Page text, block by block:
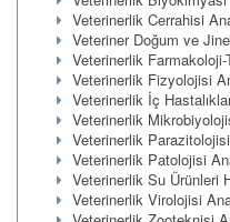
Veterinerlik Cerrahisi
Veteriner Doğum ve
Veterinerlik
Veterinerlik Fizyolojisi
Veterinerlik İç
Veterinerlik
Veterinerlik
Veterinerlik Patolojisi
Veterinerlik Su Ürünleri
Veterinerlik Virolojisi